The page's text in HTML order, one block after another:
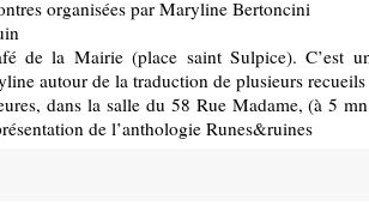
organisées par Maryline Bertoncini
de la Mairie (place saint Sulpice). C’est
autour de la traduction de plusieurs
dans la salle du 58 Rue Madame, (à 5
de l’anthologie Runes&ruines